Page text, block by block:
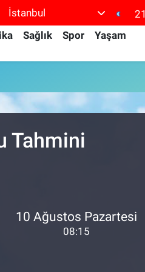
İstanbul 21
Sağlık Spor
Yaşam
Tahmini
10 Ağustos Pazartesi
08:15